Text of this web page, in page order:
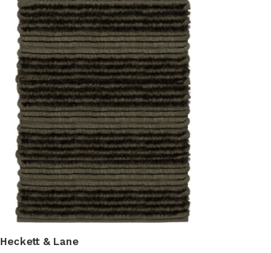
Heckett & Lane